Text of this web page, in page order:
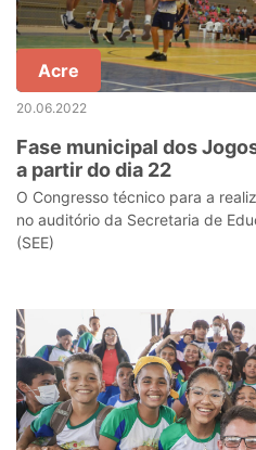
Acre
20.06.2022
Fase municipal dos
a partir do dia 22
O Congresso técnico para a
no auditório da Secretaria de
(SEE)